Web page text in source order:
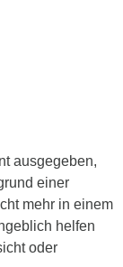
ausgegeben,
einer
mehr in einem
helfen
oder